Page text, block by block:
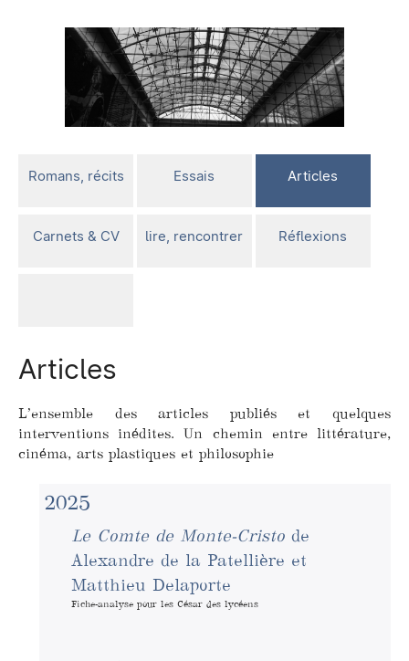
Romans, récits Essais Articles
Carnets & CV lire, rencontrer Réflexions
Articles
L’ensemble des articles publiés et quelques
interventions inédites. Un chemin entre littérature,
cinéma, arts plastiques et philosophie
2025
Le Comte de Monte-Cristode
Alexandre de la Patellière et
Matthieu Delaporte
Fiche-analyse pour les César des lycéens